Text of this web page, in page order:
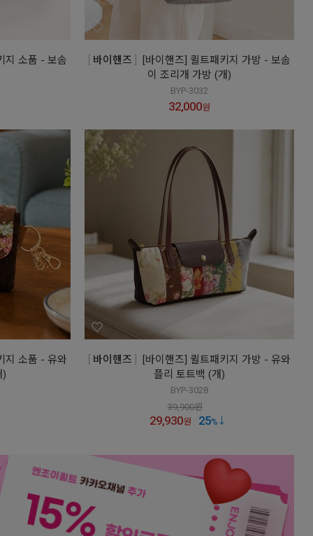
지 소품 - 보솜 바이핸즈
[바이핸즈] 퀼트패키지 가방 - 보솜
이 조리개 가방 (개)
BYP-3032
32,000원
지 소품 - 유와
)
바이핸즈
[바이핸즈] 퀼트패키지 가방 - 유와
플리 토트백 (개)
BYP-3028
39,900원
29,930원 25%